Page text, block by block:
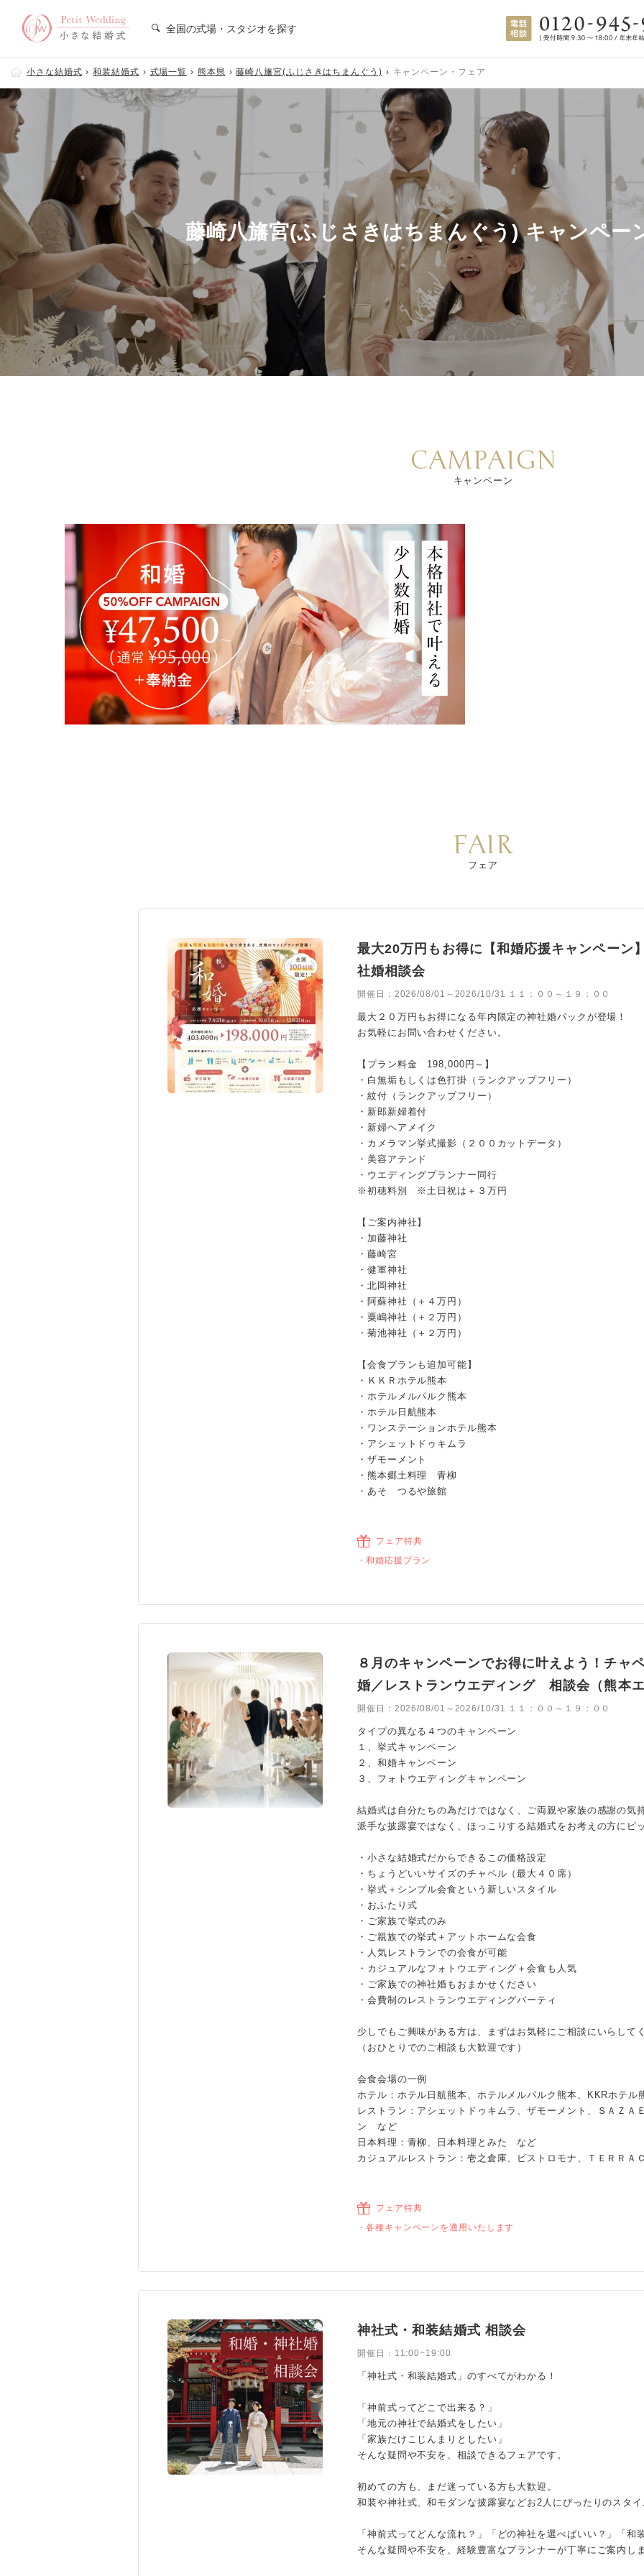
全国の式場・スタジオを探す
小さな結婚式 和装結婚式 式場一覧 熊本県 藤崎八旛宮(ふじさきはちまんぐう) キャンペーン・フェア
藤崎八旛宮(ふじさきはちまんぐう) キャンペー
CAMPAIGN
キャンペーン
FAIR
フェア
最大20万円もお得に【和婚応援キャンペーン
社婚相談会
開催日： 2026/08/01～2026/10/31 １１：００～１９：００
最大２０万円もお得になる年内限定の神社婚パックが登場！
お気軽にお問い合わせください。
【プラン料金 198,000円～】
・白無垢もしくは色打掛（ランクアップフリー）
・紋付（ランクアップフリー）
・新郎新婦着付
・新婦ヘアメイク
・カメラマン挙式撮影（２００カットデータ）
・美容アテンド
・ウエディングプランナー同行
※初穂料別 ※土日祝は＋３万円
【ご案内神社】
・加藤神社
・藤崎宮
・健軍神社
・北岡神社
・阿蘇神社（＋４万円）
・粟嶋神社（＋２万円）
・菊池神社（＋２万円）
【会食プランも追加可能】
・ＫＫＲホテル熊本
・ホテルメルパルク熊本
・ホテル日航熊本
・ワンステーションホテル熊本
・アシェットドゥキムラ
・ザモーメント
・熊本郷土料理 青柳
・あそ つるや旅館
フェア特典
和婚応援プラン
８月のキャンペーンでお得に叶えよう！チャ
婚／レストランウエディング 相談会（熊本
開催日： 2026/08/01～2026/10/31 １１：００～１９：００
タイプの異なる４つのキャンペーン
１、挙式キャンペーン
２、和婚キャンペーン
３、フォトウエディングキャンペーン
結婚式は自分たちの為だけではなく、ご両親や家族の感謝の気
派手な披露宴ではなく、ほっこりする結婚式をお考えの方にピ
・小さな結婚式だからできるこの価格設定
・ちょうどいいサイズのチャペル（最大４０席）
・挙式＋シンプル会食という新しいスタイル
・おふたり式
・ご家族で挙式のみ
・ご親族での挙式＋アットホームな会食
・人気レストランでの会食が可能
・カジュアルなフォトウエディング＋会食も人気
・ご家族での神社婚もおまかせください
・会費制のレストランウエディングパーティ
少しでもご興味がある方は、まずはお気軽にご相談にいらして
（おひとりでのご相談も大歓迎です）
会食会場の一例
ホテル：ホテル日航熊本、ホテルメルパルク熊本、KKRホテル
レストラン：アシェットドゥキムラ、ザモーメント、ＳＡＺＡ
ン など
日本料理：青柳、日本料理とみた など
カジュアルレストラン：壱之倉庫、ビストロモナ、ＴＥＲＲ
フェア特典
各種キャンペーンを適用いたします
神社式・和装結婚式 相談会
開催日： 11:00~19:00
「神社式・和装結婚式」のすべてがわかる！
「神前式ってどこで出来る？」
「地元の神社で結婚式をしたい」
「家族だけこじんまりとしたい」
そんな疑問や不安を、相談できるフェアです。
初めての方も、まだ迷っている方も大歓迎。
和装や神社式、和モダンな披露宴などお2人にぴったりのスタ
「神前式ってどんな流れ？」「どの神社を選べばいい？」「和
そんな疑問や不安を、経験豊富なプランナーが丁寧にご案内し